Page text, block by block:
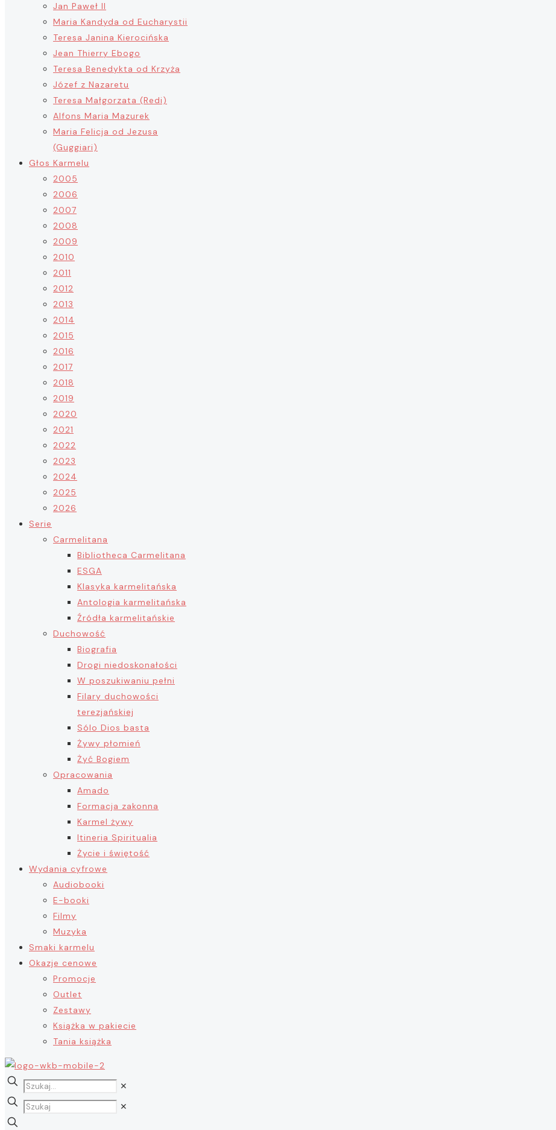
Jan Paweł II
Maria Kandyda od Eucharystii
Teresa Janina Kierocińska
Jean Thierry Ebogo
Teresa Benedykta od Krzyża
Józef z Nazaretu
Teresa Małgorzata (Redi)
Alfons Maria Mazurek
Maria Felicja od Jezusa
(Guggiari)
Głos Karmelu
2005
2006
2007
2008
2009
2010
2011
2012
2013
2014
2015
2016
2017
2018
2019
2020
2021
2022
2023
2024
2025
2026
Serie
Carmelitana
Bibliotheca Carmelitana
ESGA
Klasyka karmelitańska
Antologia karmelitańska
Źródła karmelitańskie
Duchowość
Biografia
Drogi niedoskonałości
W poszukiwaniu pełni
Filary duchowości
terezjańskiej
Sólo Dios basta
Żywy płomień
Żyć Bogiem
Opracowania
Amado
Formacja zakonna
Karmel żywy
Itineria Spiritualia
Życie i świętość
Wydania cyfrowe
Audiobooki
E-booki
Filmy
Muzyka
Smaki karmelu
Okazje cenowe
Promocje
Outlet
Zestawy
Książka w pakiecie
Tania książka
✕
✕